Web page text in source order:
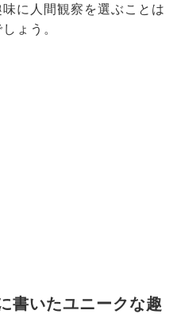
に人間観察を選ぶことは
ょう。
書いたユニークな趣